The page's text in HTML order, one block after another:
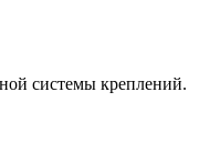
системы креплений.